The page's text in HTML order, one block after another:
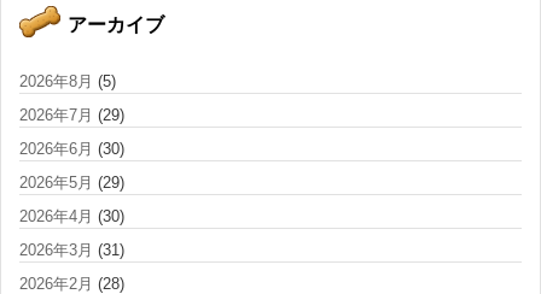
アーカイブ
2026年8月 (5)
2026年7月 (29)
2026年6月 (30)
2026年5月 (29)
2026年4月 (30)
2026年3月 (31)
2026年2月 (28)